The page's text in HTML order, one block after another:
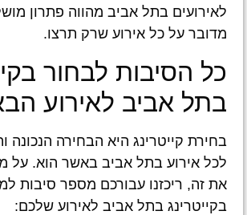
לאירועים בתל אביב מהווה פתרון
מדובר על כל אירוע שרק תרצו.
כל הסיבות לבחור
בתל אביב לאירוע
בחירת קייטרינג היא הבחירה הנכונה
לכל אירוע בתל אביב באשר הוא. על
את זה, ריכזנו עבורכם מספר סיבות
בקייטרינג בתל אביב לאירוע שלכם: